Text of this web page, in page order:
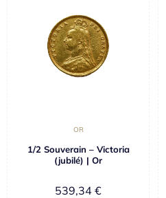
OR
1/2 Souverain – Victoria
(jubilé) | Or
539,34 €